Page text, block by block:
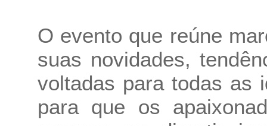
O evento que reúne
suas novidades,
voltadas para todas as
para que os